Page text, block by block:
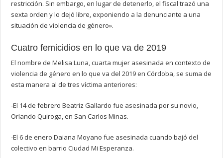
restricción. Sin embargo, en lugar de detenerlo, el fiscal trazó una
sexta orden y lo dejó libre, exponiendo a la denunciante a una
situación de violencia de género».
Cuatro femicidios en lo que va de 2019
El nombre de Melisa Luna, cuarta mujer asesinada en contexto de
violencia de género en lo que va del 2019 en Córdoba, se suma de
esta manera al de tres víctima anteriores:
-El 14 de febrero Beatriz Gallardo fue asesinada por su novio,
Orlando Quiroga, en San Carlos Minas.
-El 6 de enero Daiana Moyano fue asesinada cuando bajó del
colectivo en barrio Ciudad Mi Esperanza.